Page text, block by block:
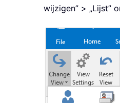
wijzigen” > „Lijst”